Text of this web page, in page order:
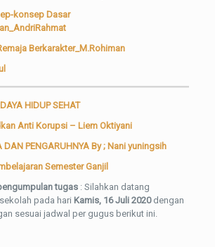
konsep Dasar
Berkarakter_M.Rohiman
HIDUP SEHAT
Anti Korupsi – Liem Oktiyani
DAN PENGARUHNYA By ; Nani yuningsih
Semester Ganjil
tugas: Silahkan datang
pada hari Kamis, 16 Juli 2020dengan
sesuai jadwal per gugus berikut ini.